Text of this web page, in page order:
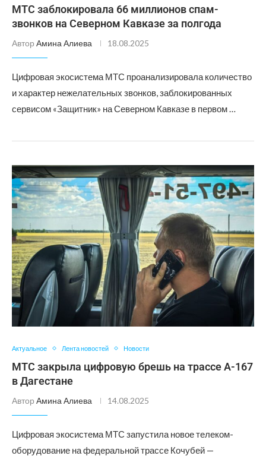
МТС заблокировала 66 миллионов спам-
звонков на Северном Кавказе за полгода
Автор Амина Алиева 18.08.2025
Цифровая экосистема МТС проанализировала количество
и характер нежелательных звонков, заблокированных
сервисом «Защитник» на Северном Кавказе в первом …
Актуальное Лента новостей Новости
МТС закрыла цифровую брешь на трассе А-167
в Дагестане
Автор Амина Алиева 14.08.2025
Цифровая экосистема МТС запустила новое телеком-
оборудование на федеральной трассе Кочубей —